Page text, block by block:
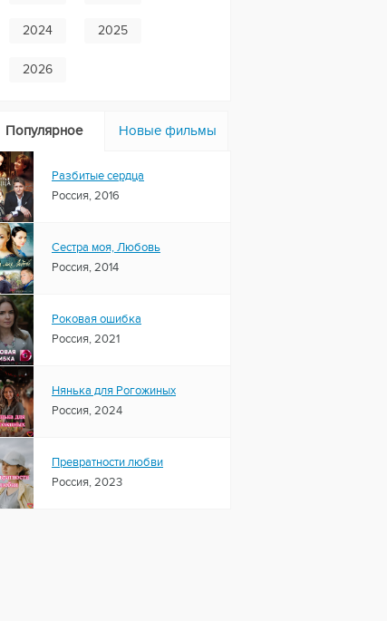
2024 2025
2026
Популярное Новые фильмы
Разбитые сердца
Россия, 2016
Сестра моя, Любовь
Россия, 2014
Роковая ошибка
Россия, 2021
Нянька для Рогожиных
Россия, 2024
Превратности любви
Россия, 2023